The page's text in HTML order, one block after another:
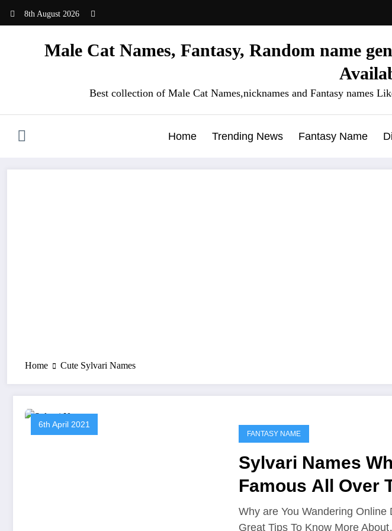
8th August 2026
Male Cat Names, Fantasy, Random name
Best collection of Male Cat Names,nicknames and Fantasy names
Home Trending News Fantasy Name
Home Cute Sylvari Names
6th April 2021
FANTASY NAME
Sylvari Names
Famous All Over
Why are You Wandering Online
Great Tips To Know More